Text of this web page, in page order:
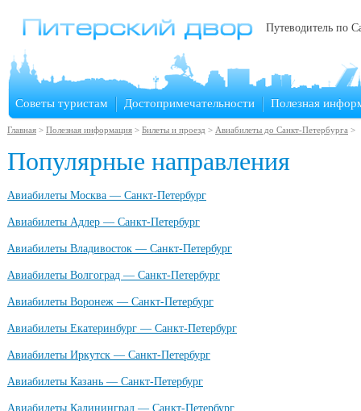
Путеводитель по
Советы туристам Достопримечательности Полезная
Главная > Полезная информация > Билеты и проезд > Авиабилеты до Санкт-Петербурга >
Популярные направления
Авиабилеты Москва — Санкт-Петербург
Авиабилеты Адлер — Санкт-Петербург
Авиабилеты Владивосток — Санкт-Петербург
Авиабилеты Волгоград — Санкт-Петербург
Авиабилеты Воронеж — Санкт-Петербург
Авиабилеты Екатеринбург — Санкт-Петербург
Авиабилеты Иркутск — Санкт-Петербург
Авиабилеты Казань — Санкт-Петербург
Авиабилеты Калининград — Санкт-Петербург